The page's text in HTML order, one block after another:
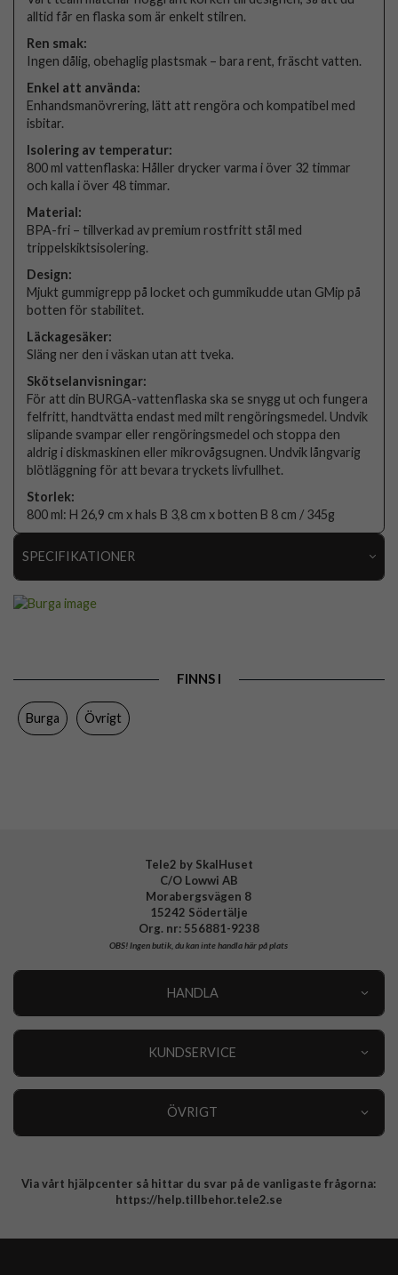
alltid får en flaska som är enkelt stilren.
Ren smak:
Ingen dålig, obehaglig plastsmak – bara rent, fräscht vatten.
Enkel att använda:
Enhandsmanövrering, lätt att rengöra och kompatibel med
isbitar.
Isolering av temperatur:
800 ml vattenflaska: Håller drycker varma i över 32 timmar
och kalla i över 48 timmar.
Material:
BPA-fri – tillverkad av premium rostfritt stål med
trippelskiktsisolering.
Design:
Mjukt gummigrepp på locket och gummikudde utan GMip på
botten för stabilitet.
Läckagesäker:
Släng ner den i väskan utan att tveka.
Skötselanvisningar:
För att din BURGA-vattenflaska ska se snygg ut och fungera
felfritt, handtvätta endast med milt rengöringsmedel. Undvik
slipande svampar eller rengöringsmedel och stoppa den
aldrig i diskmaskinen eller mikrovågsugnen. Undvik långvarig
blötläggning för att bevara tryckets livfullhet.
Storlek:
800 ml: H 26,9 cm x hals B 3,8 cm x botten B 8 cm / 345g
SPECIFIKATIONER
EAN
FINNS I
Burga Övrigt
Tele2 by SkalHuset
C/O Lowwi AB
Morabergsvägen 8
15242 Södertälje
Org. nr: 556881-9238
OBS!Ingen butik, du kan inte handla här på plats
HANDLA
KUNDSERVICE
ÖVRIGT
Integritetspolicy
Via vårt hjälpcenter så hittar du svar på de vanligaste frågorna:
https://help.tillbehor.tele2.se